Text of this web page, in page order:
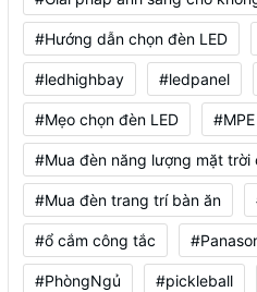
#Hướng dẫn chọn đèn LED
#ledhighbay #ledpanel
#Mẹo chọn đèn LED #MPE
#Mua đèn năng lượng mặt trời
#Mua đèn trang trí bàn ăn
#ổ cắm công tắc
#PhòngNgủ #pickleball